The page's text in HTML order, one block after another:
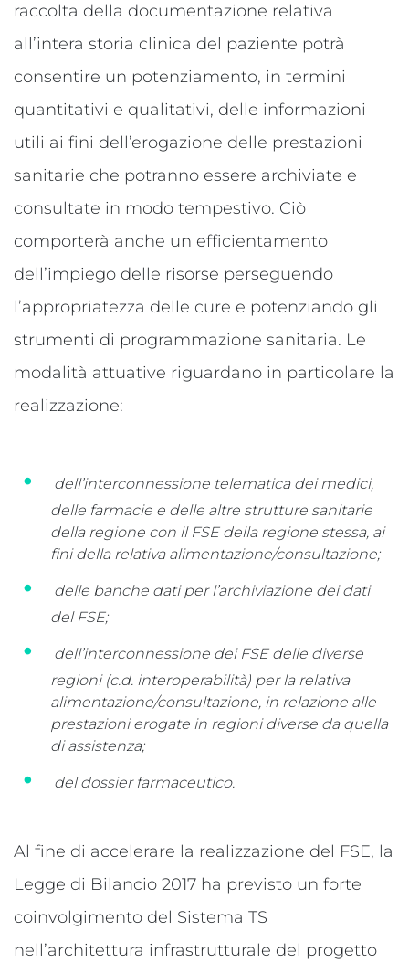
raccolta della documentazione relativa
all’intera storia clinica del paziente potrà
consentire un potenziamento, in termini
quantitativi e qualitativi, delle informazioni
utili ai fini dell’erogazione delle prestazioni
sanitarie che potranno essere archiviate e
consultate in modo tempestivo. Ciò
comporterà anche un efficientamento
dell’impiego delle risorse perseguendo
l’appropriatezza delle cure e potenziando gli
strumenti di programmazione sanitaria. Le
modalità attuative riguardano in particolare la
realizzazione:
dell’interconnessione telematica dei medici,
delle farmacie e delle altre strutture sanitarie
della regione con il FSE della regione stessa, ai
fini della relativa alimentazione/consultazione;
delle banche dati per l’archiviazione dei dati
del FSE;
dell’interconnessione dei FSE delle diverse
regioni (c.d. interoperabilità) per la relativa
alimentazione/consultazione, in relazione alle
prestazioni erogate in regioni diverse da quella
di assistenza;
del dossier farmaceutico.
Al fine di accelerare la realizzazione del FSE, la
Legge di Bilancio 2017 ha previsto un forte
coinvolgimento del Sistema TS
nell’architettura infrastrutturale del progetto